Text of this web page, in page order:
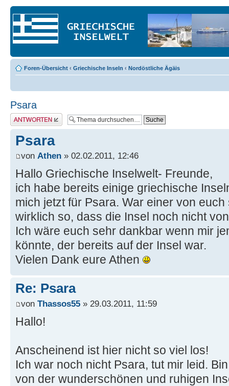
Foren-Übersicht ‹ Griechische Inseln ‹ Nordöstliche Ägäis
Psara
Antwort erstellen
Psara
von Athen » 02.02.2011, 12:46
Hallo Griechische Inselwelt- Freunde,
ich habe bereits einige griechische
mich jetzt für Psara. War einer von
wirklich so, dass die Insel noch nicht
Ich wäre euch sehr dankbar wenn mir
könnte, der bereits auf der Insel war.
Vielen Dank eure Athen
Re: Psara
von Thassos55 » 29.03.2011, 11:59
Hallo!
Anscheinend ist hier nicht so viel los!
Ich war noch nicht Psara, tut mir leid.
von der wunderschönen und ruhigen